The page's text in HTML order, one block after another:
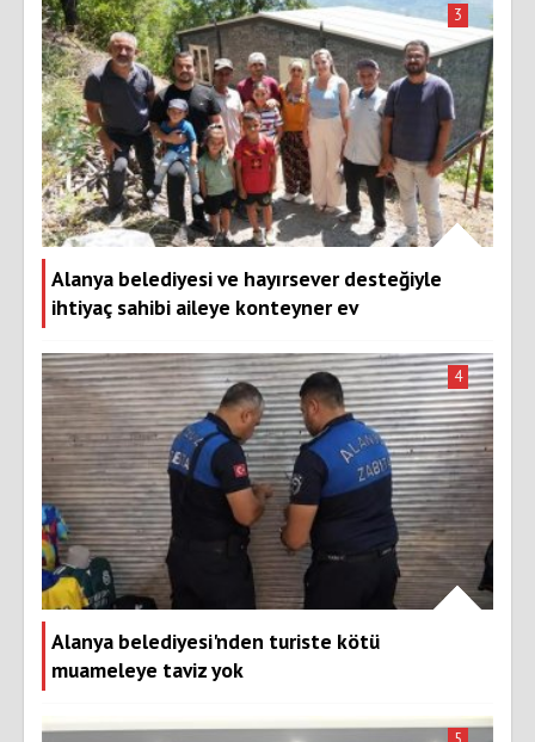
Alanya belediyesi ve hayırsever desteğiyle
ihtiyaç sahibi aileye konteyner ev
3
Alanya belediyesi'nden turiste kötü
muameleye taviz yok
4